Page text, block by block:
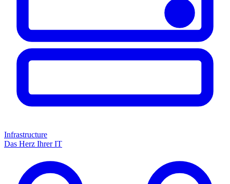
Infrastructure
Das Herz Ihrer IT